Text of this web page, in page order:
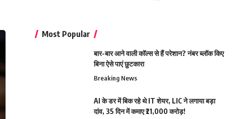
Most Popular
बार-बार आने वाली कॉल्स से हैं परेशान? नंबर ब्लॉक किए
बिना ऐसे पाएं छुटकारा
Breaking News
AI के डर में बिक रहे थे IT शेयर, LIC ने लगाया बड़ा
दांव, 35 दिन में कमाए ₹21,000 करोड़!